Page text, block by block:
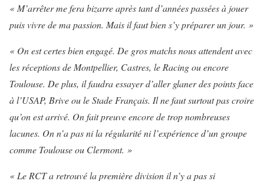
« M’arrêter me fera bizarre après tant d’annéespassées à jouer
puis vivre de ma passion. Mais il faut bien s’y préparer un jour. »
« On est certes bien engagé. De gros matchs nous attendent avec
les réceptions de Montpellier, Castres, le Racing ou encore
Toulouse. De plus, il faudra essayer d’aller glaner des points face
à l’USAP, Brive ou le Stade Français. Il ne faut surtout pas croire
qu’on est arrivé. On fait preuve encore de trop nombreuses
lacunes. On n’a pas ni la régularité ni l’expérience d’un groupe
comme Toulouse ou Clermont. »
« Le RCT a retrouvé la première division il n’y a pas si